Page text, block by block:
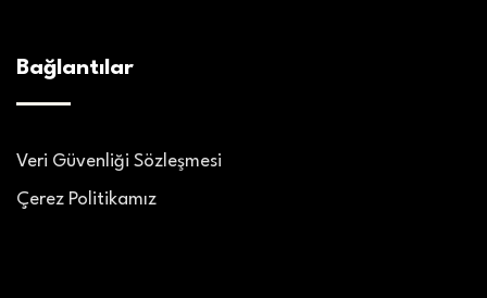
Bağlantılar
Veri Güvenliği Sözleşmesi
Çerez Politikamız